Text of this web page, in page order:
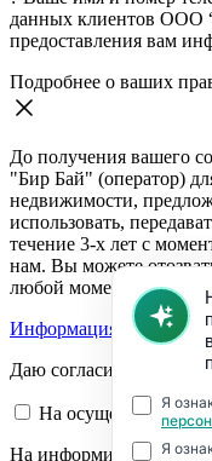
данных клиентов ООО
предоставления вам
Подробнее о ваших
До получения вашего
"Бир Бай" (оператор)
недвижимости,
использовать,
течение 3-х лет с
нам. Вы можете
любой момент.
Информация о
Даю согласие:
На осуществление
На информирование об